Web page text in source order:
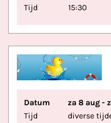
Tijd
15:30
Datum
za 8 aug -
Tijd
diverse